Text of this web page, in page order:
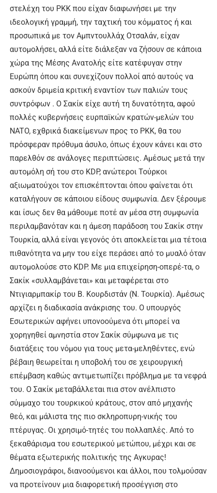
στελέχη του ΡΚΚ που είχαν διαφωνήσει με την
ιδεολογική γραμμή, την ταχτική του κόμματος ή και
προσωπικά με τον Αμπντουλλάχ Οτσαλάν, είχαν
αυτομολήσει, αλλά είτε διάλεξαν να ζήσουν σε κάποια
χώρα της Μέσης Ανατολής είτε κατέφυγαν στην
Ευρώπη όπου και συνεχίζουν πολλοί από αυτούς να
ασκούν δριμεία κριτική εναντίον των παλιών τους
συντρόφων . Ο Σακίκ είχε αυτή τη δυνατότητα, αφού
πολλές κυβερνήσεις ευρπαϊκών κρατών-μελών του
NATO, εχθρικά διακείμενων προς το ΡΚΚ, θα του
πρόσφεραν πρόθυμα άσυλο, όπως έχουν κάνει και στο
παρελθόν σε ανάλογες περιπτώσεις. Αμέσως μετά την
αυτομόλη σή του στο KDP, ανώτεροι Τούρκοι
αξιωματούχοι τον επισκέπτονται όπου φαίνεται ότι
καταλήγουν σε κάποιου είδους συμφωνία. Δεν ξέρουμε
και ίσως δεν θα μάθουμε ποτέ αν μέσα στη συμφωνία
περιλαμβανόταν και η άμεση παράδοση του Σακίκ στην
Τουρκία, αλλά είναι γεγονός ότι αποκλείεται μια τέτοια
πιθανότητα να μην του είχε περάσει από το μυαλό όταν
αυτομολούσε στο KDP. Με μια επιχείρηση-οπερέ-τα, ο
Σακίκ «συλλαμβάνεται» και μεταφέρεται στο
Ντιγιαρμπακίρ του Β. Κουρδιστάν (Ν. Τουρκία). Αμέσως
αρχίζει η διαδικασία ανάκρισης του. Ο υπουργός
Εσωτερικών αφήνει υπονοούμενα ότι μπορεί να
χορηγηθεί αμνηστία στον Σακίκ σύμφωνα με τις
διατάξεις του νόμου για τους μετα-μεληθέντες, ενώ
βέβαιη θεωρείται η υποβολή του σε χειρουργική
επέμβαση καθώς αντιμετωπίζει πρόβλημα με τα νεφρά
του. Ο Σακίκ μεταβάλλεται πια στον ανέλπιστο
σύμμαχο του τουρκικού κράτους, στον από μηχανής
θεό, και μάλιστα της πιο σκληροπυρη-νικής του
πτέρυγας. Οι χρησιμό-τητές του πολλαπλές. Από το
ξεκαθάρισμα του εσωτερικού μετώπου, μέχρι και σε
θέματα εξωτερικής πολιτικής της Αγκυρας!
Δημοσιογράφοι, διανοούμενοι και άλλοι, που τολμούσαν
να προτείνουν μια διαφορετική προσέγγιση στο